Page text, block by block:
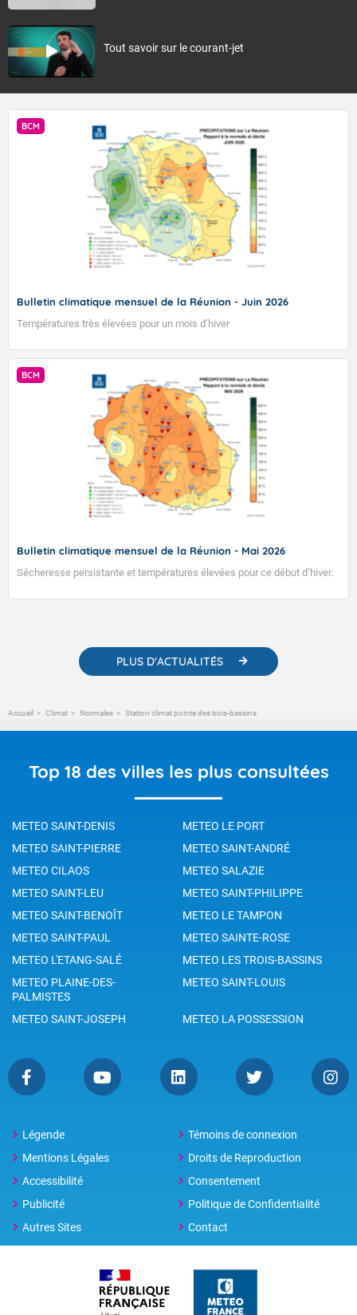
Tout savoir sur le courant-jet
BCM
Bulletin climatique mensuel de la Réunion - Juin 2026
Températures très élevées pour un mois d’hiver
BCM
Bulletin climatique mensuel de la Réunion - Mai 2026
Sécheresse persistante et températures élevées pour ce début d’hiver.
PLUS D'ACTUALITÉS
Accueil Climat Normales Station climat pointe des trois-bassins
Top 18 des villes les plus consultées
METEO SAINT-DENIS
METEO LE PORT
METEO SAINT-PIERRE
METEO SAINT-ANDRÉ
METEO CILAOS
METEO SALAZIE
METEO SAINT-LEU
METEO SAINT-PHILIPPE
METEO SAINT-BENOÎT
METEO LE TAMPON
METEO SAINT-PAUL
METEO SAINTE-ROSE
METEO L'ETANG-SALÉ
METEO LES TROIS-BASSINS
METEO PLAINE-DES-
PALMISTES
METEO SAINT-LOUIS
METEO SAINT-JOSEPH METEO LA POSSESSION
Légende
Témoins de connexion
Mentions Légales
Droits de Reproduction
Accessibilité
Consentement
Publicité
Politique de Confidentialité
Autres Sites
Contact